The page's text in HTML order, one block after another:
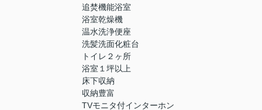
追焚機能浴室
浴室乾燥機
温水洗浄便座
洗髪洗面化粧台
トイレ２ヶ所
浴室１坪以上
床下収納
収納豊富
TVモニタ付インターホン